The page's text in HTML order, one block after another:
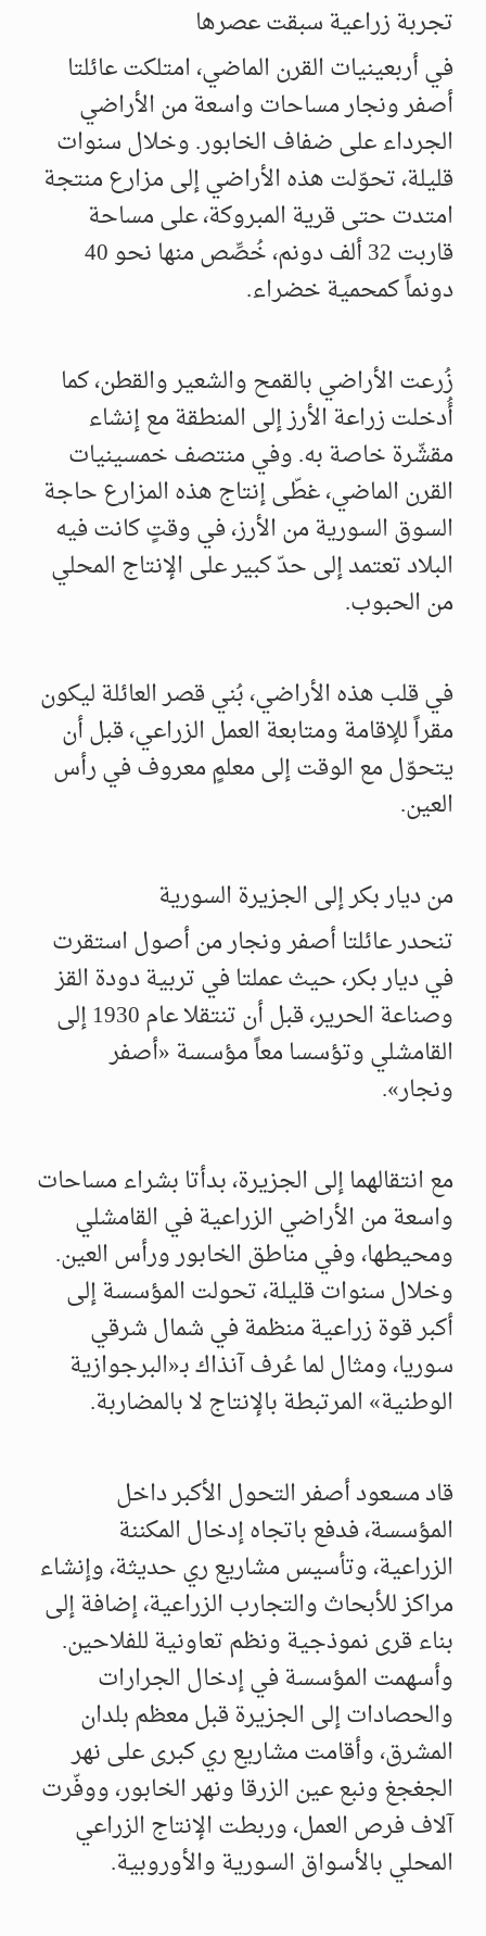
تجربة زراعية سبقت عصرها
في أربعينيات القرن الماضي، امتلكت عائلتا
أصفر ونجار مساحات واسعة من الأراضي
الجرداء على ضفاف الخابور. وخلال سنوات
قليلة، تحوّلت هذه الأراضي إلى مزارع منتجة
امتدت حتى قرية المبروكة، على مساحة
قاربت 32 ألف دونم، خُصِّص منها نحو 40
دونماً كمحمية خضراء.
زُرعت الأراضي بالقمح والشعير والقطن، كما
أُدخلت زراعة الأرز إلى المنطقة مع إنشاء
مقشّرة خاصة به. وفي منتصف خمسينيات
القرن الماضي، غطّى إنتاج هذه المزارع حاجة
السوق السورية من الأرز، في وقتٍ كانت فيه
البلاد تعتمد إلى حدّ كبير على الإنتاج المحلي
من الحبوب.
في قلب هذه الأراضي، بُني قصر العائلة ليكون
مقراً للإقامة ومتابعة العمل الزراعي، قبل أن
يتحوّل مع الوقت إلى معلمٍ معروف في رأس
العين.
من ديار بكر إلى الجزيرة السورية
تنحدر عائلتا أصفر ونجار من أصول استقرت
في ديار بكر، حيث عملتا في تربية دودة القز
وصناعة الحرير، قبل أن تنتقلا عام 1930 إلى
القامشلي وتؤسسا معاً مؤسسة «أصفر
ونجار».
مع انتقالهما إلى الجزيرة، بدأتا بشراء مساحات
واسعة من الأراضي الزراعية في القامشلي
ومحيطها، وفي مناطق الخابور ورأس العين.
وخلال سنوات قليلة، تحولت المؤسسة إلى
أكبر قوة زراعية منظمة في شمال شرقي
سوريا، ومثال لما عُرف آنذاك بـ«البرجوازية
الوطنية» المرتبطة بالإنتاج لا بالمضاربة.
قاد مسعود أصفر التحول الأكبر داخل
المؤسسة، فدفع باتجاه إدخال المكننة
الزراعية، وتأسيس مشاريع ري حديثة، وإنشاء
مراكز للأبحاث والتجارب الزراعية، إضافة إلى
بناء قرى نموذجية ونظم تعاونية للفلاحين.
وأسهمت المؤسسة في إدخال الجرارات
والحصادات إلى الجزيرة قبل معظم بلدان
المشرق، وأقامت مشاريع ري كبرى على نهر
الجغجغ ونبع عين الزرقا ونهر الخابور، ووفّرت
آلاف فرص العمل، وربطت الإنتاج الزراعي
المحلي بالأسواق السورية والأوروبية.